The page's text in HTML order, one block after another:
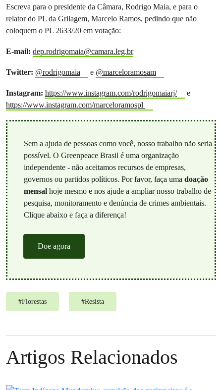
Escreva para o presidente da Câmara, Rodrigo Maia, e para o
relator do PL da Grilagem, Marcelo Ramos, pedindo que não
coloquem o PL 2633/20 em votação:
E-mail: dep.rodrigomaia@camara.leg.br
Twitter: @rodrigomaia e @marceloramosam
Instagram: https://www.instagram.com/rodrigomaiarj/
e
https://www.instagram.com/marceloramospl
Sem a ajuda de pessoas como você, nosso trabalho não seria
possível. O Greenpeace Brasil é uma organização
independente - não aceitamos recursos de empresas,
governos ou partidos políticos. Por favor, faça uma doação
mensalhoje mesmo e nos ajude a ampliar nosso trabalho de
pesquisa, monitoramento e denúncia de crimes ambientais.
Clique abaixo e faça a diferença!
Doe agora
#Florestas #Resista
Artigos Relacionados